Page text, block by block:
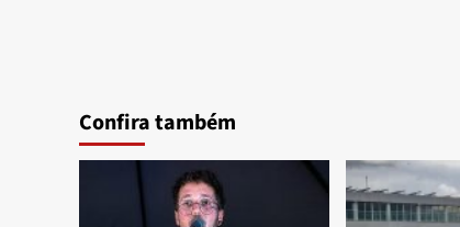
Confira também